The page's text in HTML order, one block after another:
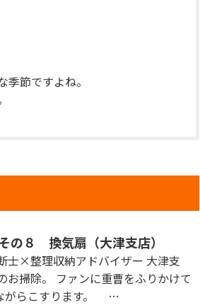
節ですよね。
の８ 換気扇（大津支店）
士×整理収納アドバイザー 大津支
掃除。 ファンに重曹をふりかけて
がらこすります。 …